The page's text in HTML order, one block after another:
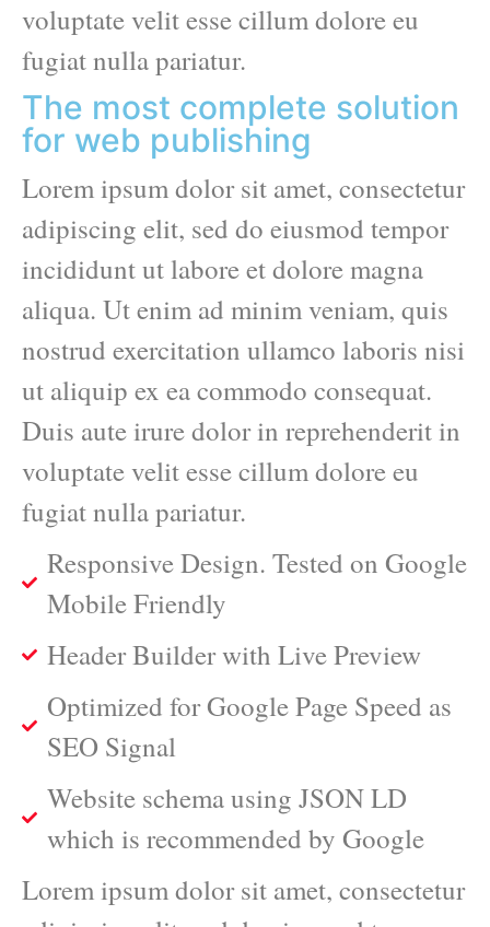
voluptate velit esse cillum dolore eu
fugiat nulla pariatur.
The most complete solution
for web publishing
Lorem ipsum dolor sit amet, consectetur
adipiscing elit, sed do eiusmod tempor
incididunt ut labore et dolore magna
aliqua. Ut enim ad minim veniam, quis
nostrud exercitation ullamco laboris nisi
ut aliquip ex ea commodo consequat.
Duis aute irure dolor in reprehenderit in
voluptate velit esse cillum dolore eu
fugiat nulla pariatur.
Responsive Design. Tested on Google
Mobile Friendly
Header Builder with Live Preview
Optimized for Google Page Speed as
SEO Signal
Website schema using JSON LD
which is recommended by Google
Lorem ipsum dolor sit amet, consectetur